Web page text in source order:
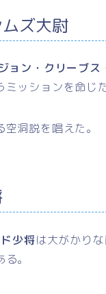
ズ大尉
ジョン・クリーブス
ッションを命じた
空洞説を唱えた。
少将は大がかり
。